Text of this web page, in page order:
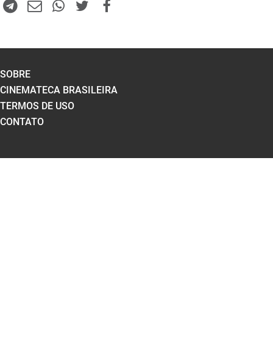
SOBRE
CINEMATECA BRASILEIRA
TERMOS DE USO
CONTATO